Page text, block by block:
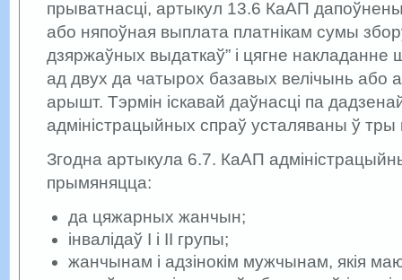
прыватнасці, артыкул 13.6 КаАП
або няпоўная выплата платнікам сумы
дзяржаўных выдаткаў” і цягне
ад двух да чатырох базавых велічынь або
арышт. Тэрмін іскавай даўнасці па
адміністрацыйных спраў усталяваны ў тры
Згодна артыкула 6.7. КаАП
прымяняцца:
да цяжарных жанчын;
інвалідаў І і ІІ групы;
жанчынам і адзінокім мужчынам, якія